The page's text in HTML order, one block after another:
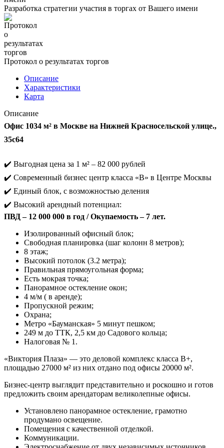
Разработка стратегии участия в торгах от Вашего имени
Протокол о результатах торгов
Описание
Характеристики
Карта
Описание
Офис 1034 м² в Москве на Нижней Красносельской улице.,
35с64
✔️ Выгодная цена за 1 м² – 82 000 рублей
✔️ Современный бизнес центр класса «B» в Центре Москвы
✔️ Единый блок, с возможностью деления
✔️ Высокий арендный потенциал:
ПВД – 12 000 000 в год / Окупаемость – 7 лет.
Изолированный офисный блок;
Свободная планировка (шаг колонн 8 метров);
8 этаж;
Высокий потолок (3.2 метра);
Правильная прямоугольная форма;
Есть мокрая точка;
Панорамное остекление окон;
4 м/м ( в аренде);
Пропускной режим;
Охрана;
Метро «Бауманская» 5 минут пешком;
249 м до ТТК, 2,5 км до Садового кольца;
Налоговая № 1.
«Виктория Плаза» — это деловой комплекс класса В+,
площадью 27000 м² из них отдано под офисы 20000 м².
Бизнес-центр выглядит представительно и роскошно и готов
предложить своим арендаторам великолепные офисы.
Установлено панорамное остекление, грамотно
продумано освещение.
Помещения с качественной отделкой.
Коммуникации.